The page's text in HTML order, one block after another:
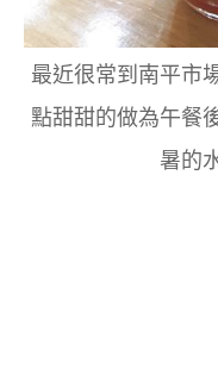
最近很常到南平市
點甜甜的做為午餐
暑的